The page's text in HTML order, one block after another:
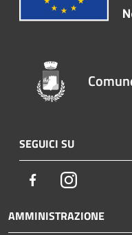
SEGUICI SU
FacebookInstagram
AMMINISTRAZIONE